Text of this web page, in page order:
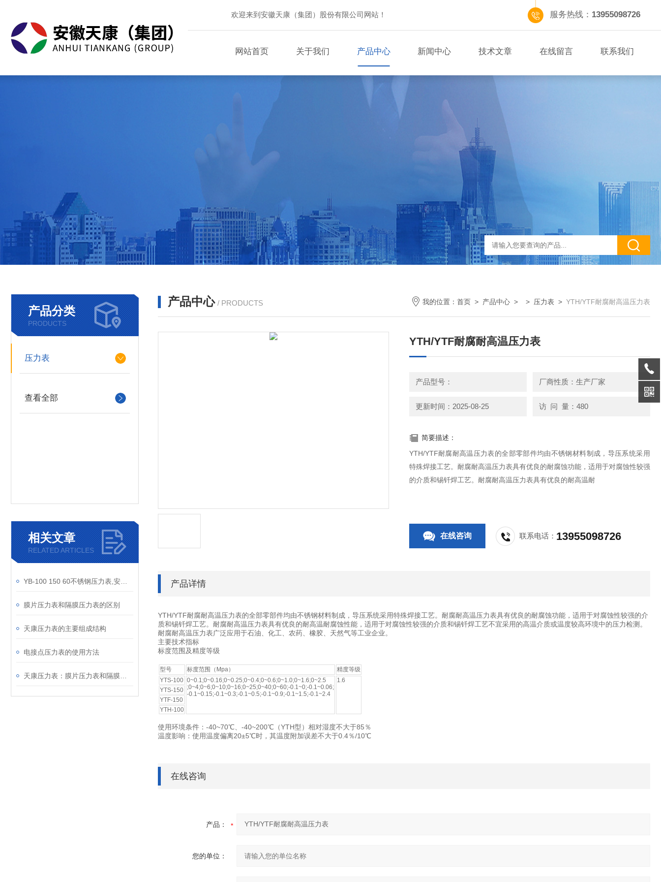
欢迎来到安徽天康（集团）股份有限公司网站！ 服务热线： 13955098726
网站首页 关于我们 产品中心 新闻中心 技术文章 在线留言 联系我们
产品分类
PRODUCTS
压力表
查看全部
相关文章
RELATED ARTICLES
膜片压力表和隔膜压力表的区别
天康压力表的主要组成结构
电接点压力表的使用方法
产品中心 / PRODUCTS 我的位置： 首页 > 产品中心 > > 压力表 > YTH/YTF耐腐耐高温压力表
YTH/YTF耐腐耐高温压力表
产品型号： 厂商性质：生产厂家
更新时间：2025-08-25 访 问 量：480
简要描述：
YTH/YTF耐腐耐高温压力表的全部零部件均由不锈钢材料制成，导压系统采用
特殊焊接工艺。耐腐耐高温压力表具有优良的耐腐蚀功能，适用于对腐蚀性较强
的介质和锡钎焊工艺。耐腐耐高温压力表具有优良的耐高温耐
在线咨询 联系电话： 13955098726
产品详情
YTH/YTF耐腐耐高温压力表的全部零部件均由不锈钢材料制成，导压系统采用特殊焊接工艺。耐腐耐高温压力表具有优良的耐腐蚀功能，适用于对腐蚀性较强的介
质和锡钎焊工艺。耐腐耐高温压力表具有优良的耐高温耐腐蚀性能，适用于对腐蚀性较强的介质和锡钎焊工艺不宜采用的高温介质或温度较高环境中的压力检测。
耐腐耐高温压力表广泛应用于石油、化工、农药、橡胶、天然气等工业企业。
主要技术指标
标度范围及精度等级
型号 标度范围（Mpa）
精度等级
YTS-100 0~0.1;0~0.16;0~0.25;0~0.4;0~0.6;0~1.0;0~1.6;0~2.5
;0~4;0~6;0~10;0~16;0~25;0~40;0~60;-0.1~0;-0.1~0.06;
-0.1~0.15;-0.1~0.3;-0.1~0.5;-0.1~0.9;-0.1~1.5;-0.1~2.4
1.6
YTS-150
YTF-150
YTH-100
使用环境条件：-40~70℃、-40~200℃（YTH型）相对湿度不大于85％
温度影响：使用温度偏离20±5℃时，其温度附加误差不大于0.4％/10℃
在线咨询
产品：
您的单位：